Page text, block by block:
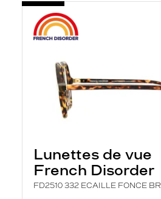
Lunettes de vue
French Disorder
FD2510 332 ECAILLE FONCE BR